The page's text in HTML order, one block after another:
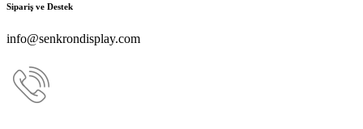
Sipariş ve Destek
info@senkrondisplay.com